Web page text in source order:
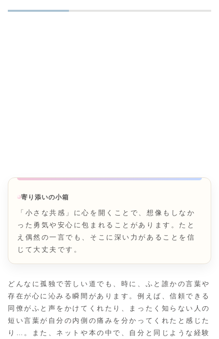
寄り添いの小箱
「小さな共感」に心を開くことで、想像もしなか
った勇気や安心に包まれることがあります。たと
え偶然の一言でも、そこに深い力があることを信
じて大丈夫です。
どんなに孤独で苦しい道でも、時に、ふと誰かの言葉や
存在が心に沁みる瞬間があります。例えば、信頼できる
同僚がふと声をかけてくれたり、まったく知らない人の
短い言葉が自分の内側の痛みを分かってくれたと感じた
り…。また、ネットや本の中で、自分と同じような経験